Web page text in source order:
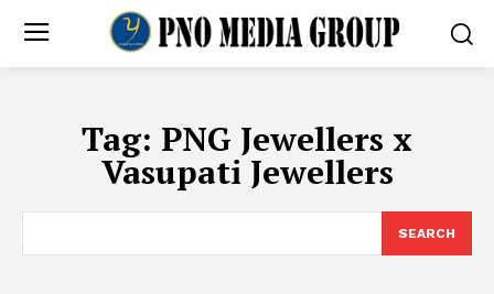
Tag: PNG Jewellers x
Vasupati Jewellers
SEARCH